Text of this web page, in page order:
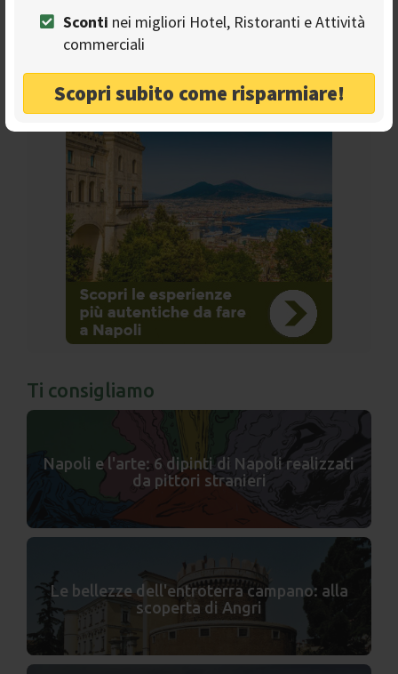
Sconti nei migliori Hotel, Ristoranti e Attività
commerciali
Scopri subito come risparmiare!
pagina Facebook
Ads
Ti consigliamo
Napoli e l'arte: 6 dipinti di Napoli realizzati
da pittori stranieri
Le bellezze dell'entroterra campano: alla
scoperta di Angri